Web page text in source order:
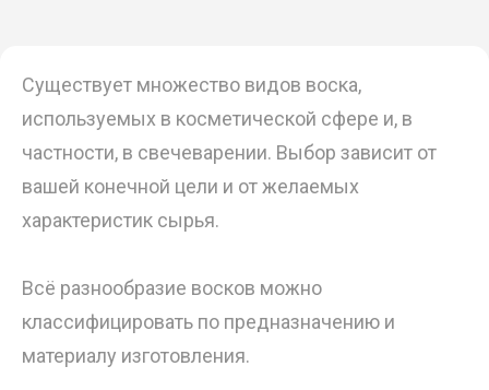
Существует множество видов воска,
используемых в косметической сфере и, в
частности, в свечеварении. Выбор зависит от
вашей конечной цели и от желаемых
характеристик сырья.
Всё разнообразие восков можно
классифицировать по предназначению и
материалу изготовления.